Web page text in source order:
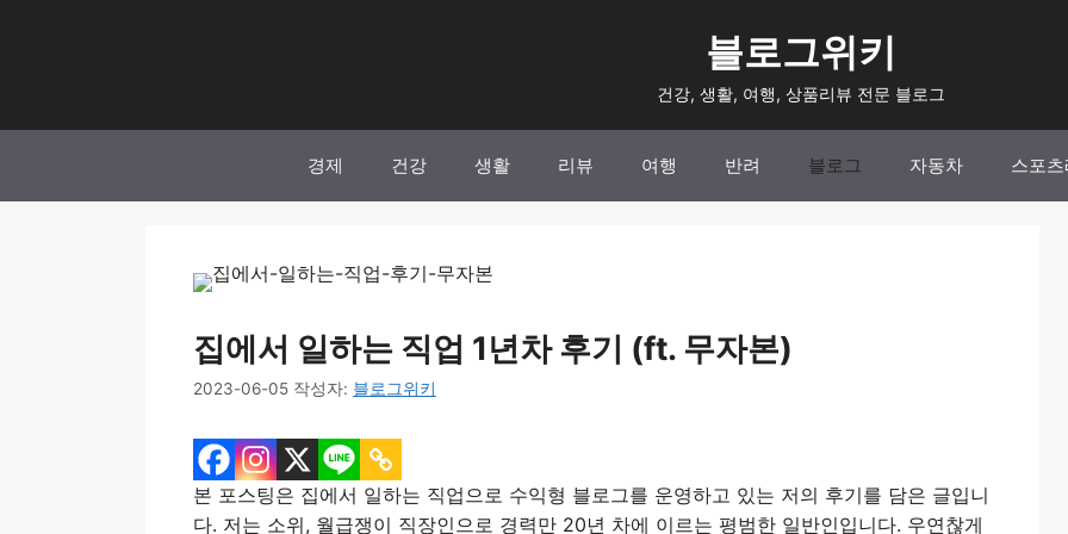
건
블로그위키
건강, 생활, 여행, 상품리뷰 전문 블로그
경제 건강 생활 리뷰 여행 반려 블로그 자동차 스포츠
집에서 일하는 직업 1년차 후기 (ft. 무자본)
2023-06-05 작성자: 블로그위키
본 포스팅은 집에서 일하는 직업으로 수익형 블로그를 운영하고 있는 저의 후기를 담은 글입니
다. 저는 소위, 월급쟁이 직장인으로 경력만 20년 차에 이르는 평범한 일반인입니다. 우연찮게